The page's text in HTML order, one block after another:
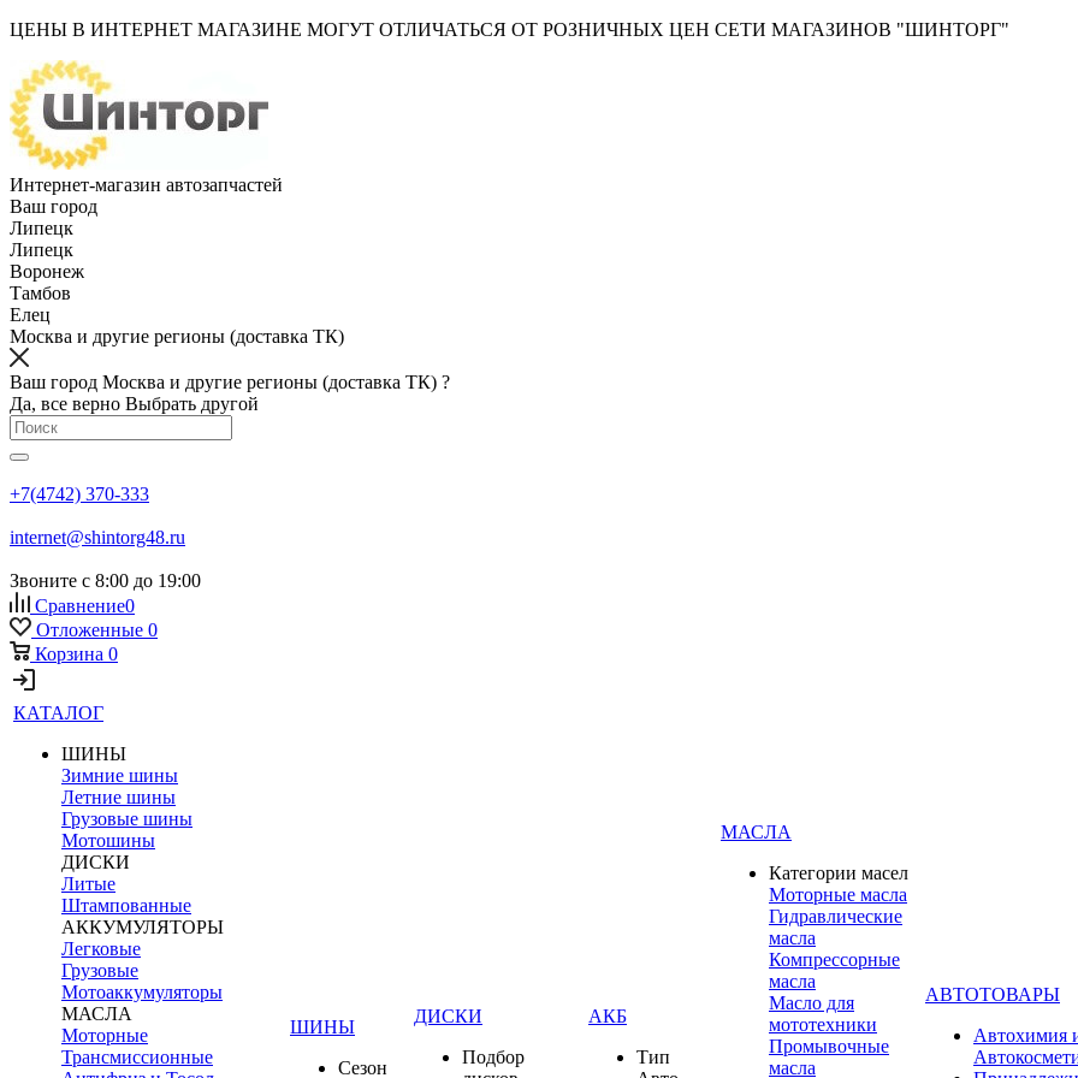
ЦЕНЫ В ИНТЕРНЕТ МАГАЗИНЕ МОГУТ ОТЛИЧАТЬСЯ ОТ РОЗНИЧНЫХ ЦЕН СЕТИ МАГАЗИНОВ "ШИНТОРГ"
Интернет-магазин автозапчастей
Ваш город
Липецк
Липецк
Воронеж
Тамбов
Елец
Москва и другие регионы (доставка ТК)
Ваш город Москва и другие регионы (доставка ТК) ?
Да, все верно Выбрать другой
+7(4742) 370-333
internet@shintorg48.ru
Звоните с 8:00 до 19:00
Сравнение0
Отложенные 0
Корзина 0
КАТАЛОГ
ШИНЫ
Зимние шины
Летние шины
Грузовые шины
Мотошины
ДИСКИ
Литые
Штампованные
АККУМУЛЯТОРЫ
Легковые
Грузовые
Мотоаккумуляторы
МАСЛА
Моторные
Трансмиссионные
ШИНЫ
Сезон
ДИСКИ
Подбор
АКБ
Тип
МАСЛА
Категории масел
Моторные масла
Гидравлические
масла
Компрессорные
масла
Масло для
мототехники
Промывочные
масла
АВТОТОВАРЫ
Автохимия